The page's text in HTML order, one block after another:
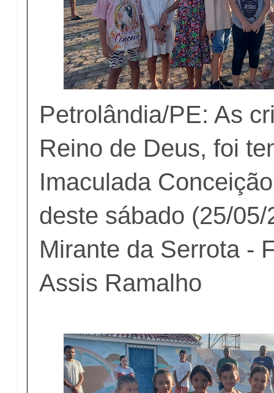
Petrolândia/PE: As
Reino de Deus, foi
Imaculada
deste sábado (25/
Mirante da Serrota -
Assis Ramalho